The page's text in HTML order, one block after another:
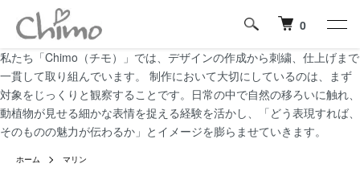
私たち「Chimo（チモ）」では、デザインの作成から刺繍、仕上げまで
一貫して取り組んでいます。 制作において大切にしているのは、まず
対象をじっくりと観察することです。日常の中で自然の移ろいに触れ、
動植物が見せる細かな表情を捉える経験を活かし、「どう表現すれば、
そのものの魅力が伝わるか」とイメージを膨らませていきます。
0
ホーム マリン